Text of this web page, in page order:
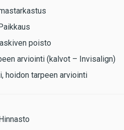
poisto
arviointi (kalvot – Invisalign)
hoidon tarpeen arviointi